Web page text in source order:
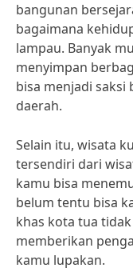
bangunan
bagaimana
lampau. Banyak
menyimpan
bisa menjadi saksi
daerah.
Selain itu, wisata
tersendiri dari
kamu bisa
belum tentu bisa
khas kota tua
memberikan
kamu lupakan.